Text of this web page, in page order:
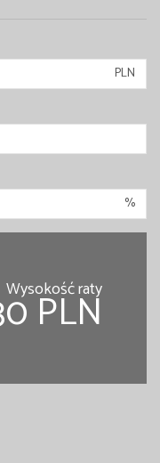
PLN
%
Wysokość raty
PLN